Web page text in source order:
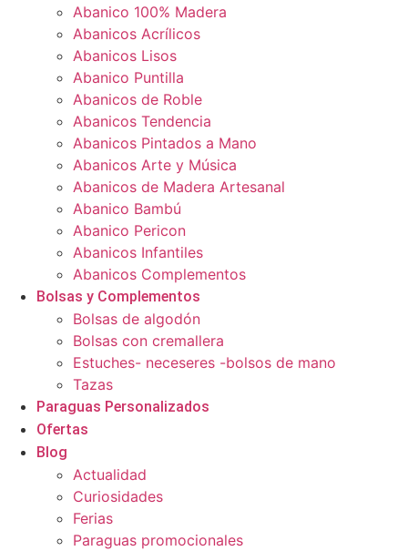
Abanico 100% Madera
Abanicos Acrílicos
Abanicos Lisos
Abanico Puntilla
Abanicos de Roble
Abanicos Tendencia
Abanicos Pintados a Mano
Abanicos Arte y Música
Abanicos de Madera Artesanal
Abanico Bambú
Abanico Pericon
Abanicos Infantiles
Abanicos Complementos
Bolsas y Complementos
Bolsas de algodón
Bolsas con cremallera
Estuches- neceseres -bolsos de mano
Tazas
Paraguas Personalizados
Ofertas
Blog
Actualidad
Curiosidades
Ferias
Paraguas promocionales